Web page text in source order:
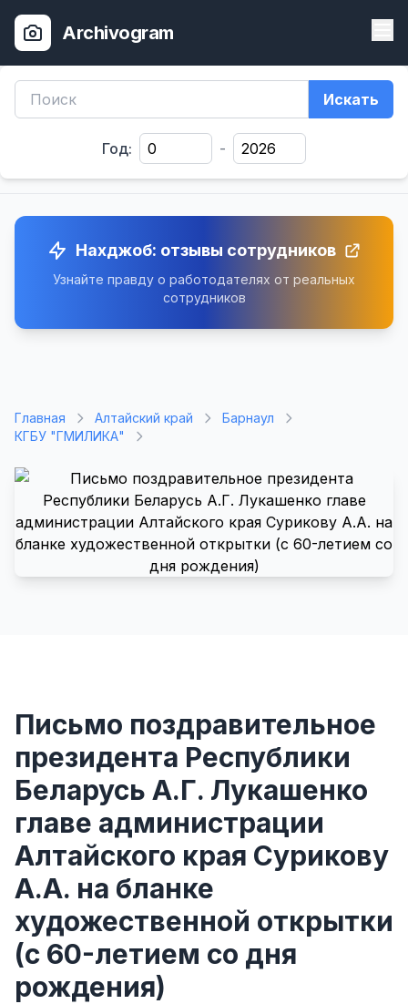
Archivogram
Искать
Год: -
Нахджоб: отзывы сотрудников
Узнайте правду о работодателях от реальных
сотрудников
Главная Алтайский край
Барнаул
КГБУ "ГМИЛИКА"
Письмо поздравительное
президента Республики
Беларусь А.Г. Лукашенко
главе администрации
Алтайского края Сурикову
А.А. на бланке
художественной открытки
(с 60-летием со дня
рождения)